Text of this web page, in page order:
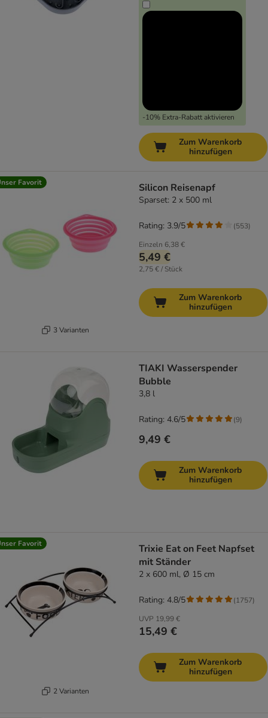
-10% Extra-Rabatt aktivieren
Zum Warenkorb
hinzufügen
Favorit
3 Varianten
Silicon Reisenapf
Sparset: 2 x 500 ml
Einzeln 6,38 €
5,49 €
2,75 € / Stück
Rating: 3.9/5 (553)
Zum Warenkorb
hinzufügen
TIAKI Wasserspender
Bubble
3,8 l
9,49 €
Rating: 4.6/5 (9)
Zum Warenkorb
hinzufügen
Favorit
2 Varianten
Trixie Eat on Feet Napfset
mit Ständer
2 x 600 ml, Ø 15 cm
UVP 19,99 €
15,49 €
Rating: 4.8/5 (1757)
Zum Warenkorb
hinzufügen